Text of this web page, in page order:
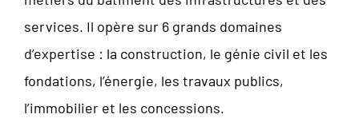
services. Il opère sur 6 grands domaines
d’expertise : la construction, le génie civil et les
fondations, l’énergie, les travaux publics,
l’immobilier et les concessions.